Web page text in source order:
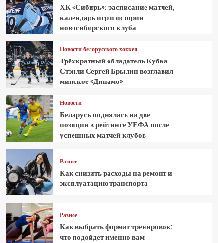
ХК «Сибирь»: расписание матчей,
календарь игр и история
новосибирского клуба
Новости белорусского хоккея
Трёхкратный обладатель Кубка
Стэнли Сергей Брылин возглавил
минское «Динамо»
Новости
Беларусь поднялась на две
позиции в рейтинге УЕФА после
успешных матчей клубов
Разное
Как снизить расходы на ремонт и
эксплуатацию транспорта
Разное
Как выбрать формат тренировок:
что подойдет именно вам